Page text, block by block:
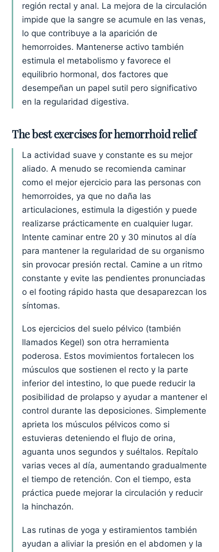
región rectal y anal. La mejora de la circulación
impide que la sangre se acumule en las venas,
lo que contribuye a la aparición de
hemorroides. Mantenerse activo también
estimula el metabolismo y favorece el
equilibrio hormonal, dos factores que
desempeñan un papel sutil pero significativo
en la regularidad digestiva.
The best exercises for hemorrhoid relief
La actividad suave y constante es su mejor
aliado. A menudo se recomienda caminar
como el mejor ejercicio para las personas con
hemorroides, ya que no daña las
articulaciones, estimula la digestión y puede
realizarse prácticamente en cualquier lugar.
Intente caminar entre 20 y 30 minutos al día
para mantener la regularidad de su organismo
sin provocar presión rectal. Camine a un ritmo
constante y evite las pendientes pronunciadas
o el footing rápido hasta que desaparezcan los
síntomas.
Los ejercicios del suelo pélvico (también
llamados Kegel) son otra herramienta
poderosa. Estos movimientos fortalecen los
músculos que sostienen el recto y la parte
inferior del intestino, lo que puede reducir la
posibilidad de prolapso y ayudar a mantener el
control durante las deposiciones. Simplemente
aprieta los músculos pélvicos como si
estuvieras deteniendo el flujo de orina,
aguanta unos segundos y suéltalos. Repítalo
varias veces al día, aumentando gradualmente
el tiempo de retención. Con el tiempo, esta
práctica puede mejorar la circulación y reducir
la hinchazón.
Las rutinas de yoga y estiramientos también
ayudan a aliviar la presión en el abdomen y la